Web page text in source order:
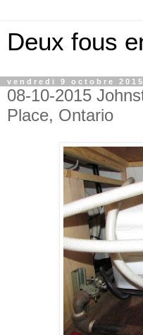
Deux fous
vendredi 9 octobre 2015
08-10-2015
Place, Ontario